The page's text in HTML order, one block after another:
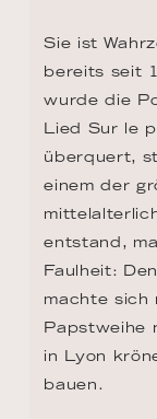
Sie ist
bereits seit
wurde die
Lied Sur le
überquert,
einem der
entstand,
Faulheit:
machte sich
Papstweihe
in Lyon
bauen.